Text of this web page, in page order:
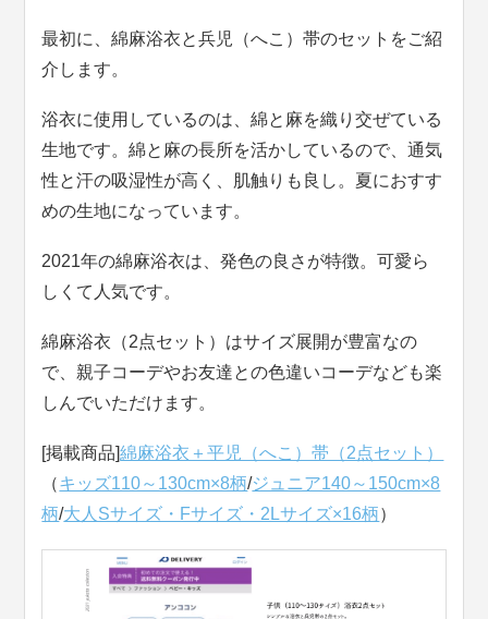
最初に、綿麻浴衣と兵児（へこ）帯のセットをご紹
介します。
浴衣に使用しているのは、綿と麻を織り交ぜている
生地です。綿と麻の長所を活かしているので、通気
性と汗の吸湿性が高く、肌触りも良し。夏におすす
めの生地になっています。
2021年の綿麻浴衣は、発色の良さが特徴。可愛ら
しくて人気です。
綿麻浴衣（2点セット）はサイズ展開が豊富なの
で、親子コーデやお友達との色違いコーデなども楽
しんでいただけます。
[掲載商品]綿麻浴衣＋平児（へこ）帯（2点セット）
（キッズ110～130cm×8柄/ジュニア140～150cm×8
柄/大人Sサイズ・Fサイズ・2Lサイズ×16柄）